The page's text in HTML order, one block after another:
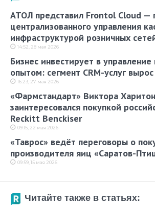
АТОЛ представил Frontol Cloud —
централизованного управления
инфраструктурой розничных
14:52, 28 мая 2026
Бизнес инвестирует в
опытом: сегмент CRM-услуг
16:23, 27 мая 2026
«Фармстандарт» Виктора
заинтересовался покупкой
Reckitt Benckiser
09:15, 22 мая 2026
«Таврос» ведёт переговоры о
производителя яиц «Саратов-
09:59, 15 мая 2026
Читайте также в статьях: